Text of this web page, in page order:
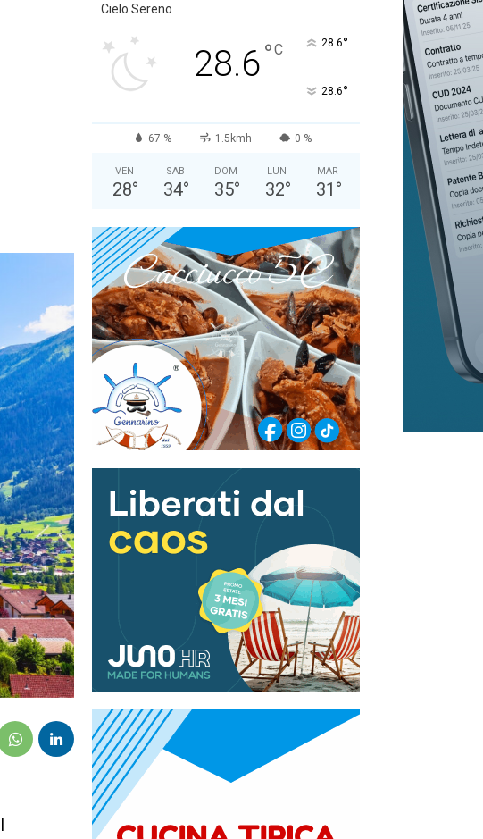
Cielo Sereno
28.6°C 28.6°
28.6°
67 % 1.5kmh 0 %
VEN
28°
SAB
34°
DOM
35°
LUN
32°
MAR
31 °